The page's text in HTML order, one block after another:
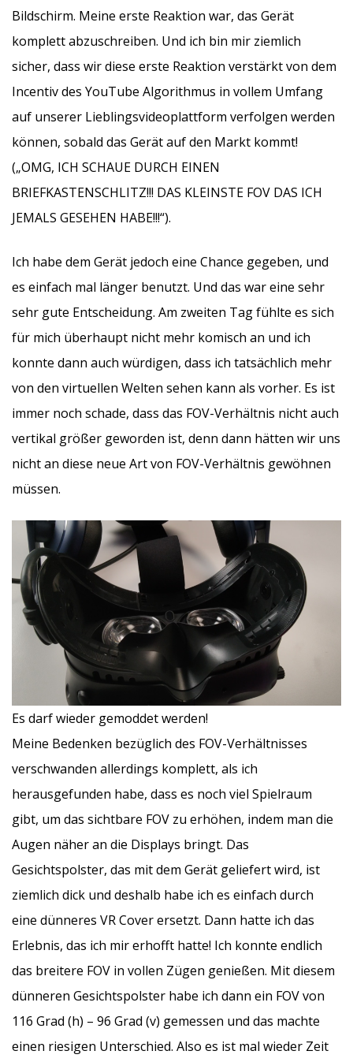
Bildschirm. Meine erste Reaktion war, das Gerät
komplett abzuschreiben. Und ich bin mir ziemlich
sicher, dass wir diese erste Reaktion verstärkt von dem
Incentiv des YouTube Algorithmus in vollem Umfang
auf unserer Lieblingsvideoplattform verfolgen werden
können, sobald das Gerät auf den Markt kommt!
(„OMG, ICH SCHAUE DURCH EINEN
BRIEFKASTENSCHLITZ!!! DAS KLEINSTE FOV DAS ICH
JEMALS GESEHEN HABE!!!“).
Ich habe dem Gerät jedoch eine Chance gegeben, und
es einfach mal länger benutzt. Und das war eine sehr
sehr gute Entscheidung. Am zweiten Tag fühlte es sich
für mich überhaupt nicht mehr komisch an und ich
konnte dann auch würdigen, dass ich tatsächlich mehr
von den virtuellen Welten sehen kann als vorher. Es ist
immer noch schade, dass das FOV-Verhältnis nicht auch
vertikal größer geworden ist, denn dann hätten wir uns
nicht an diese neue Art von FOV-Verhältnis gewöhnen
müssen.
Es darf wieder gemoddet werden!
Meine Bedenken bezüglich des FOV-Verhältnisses
verschwanden allerdings komplett, als ich
herausgefunden habe, dass es noch viel Spielraum
gibt, um das sichtbare FOV zu erhöhen, indem man die
Augen näher an die Displays bringt. Das
Gesichtspolster, das mit dem Gerät geliefert wird, ist
ziemlich dick und deshalb habe ich es einfach durch
eine dünneres VR Cover ersetzt. Dann hatte ich das
Erlebnis, das ich mir erhofft hatte! Ich konnte endlich
das breitere FOV in vollen Zügen genießen. Mit diesem
dünneren Gesichtspolster habe ich dann ein FOV von
116 Grad (h) – 96 Grad (v) gemessen und das machte
einen riesigen Unterschied. Also es ist mal wieder Zeit